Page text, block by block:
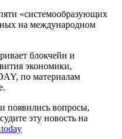
«системообразующих
на международном
блокчейн и
экономики,
по материалам
появились вопросы,
эту новость на